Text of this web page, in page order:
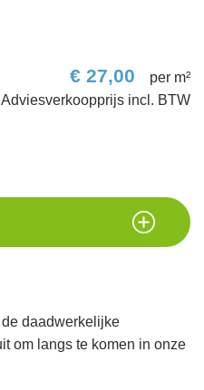
€ 27,00 per m²
daadwerkelijke
om langs te komen in onze